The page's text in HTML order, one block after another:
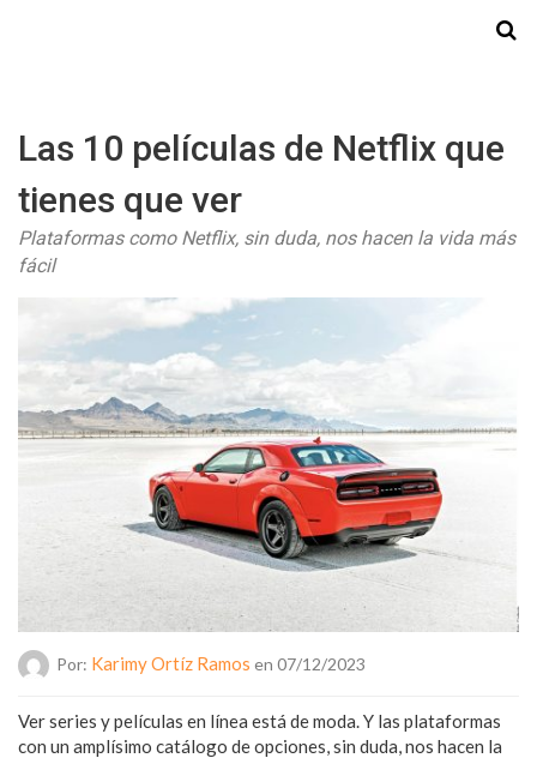
Las 10 películas de Netflix que
tienes que ver
Plataformas como Netflix, sin duda, nos hacen la vida más
fácil
Por: Karimy Ortíz Ramos en 07/12/2023
Ver series y películas en línea está de moda. Y las plataformas
con un amplísimo catálogo de opciones, sin duda, nos hacen la